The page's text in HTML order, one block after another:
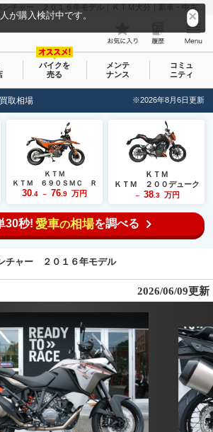
ＫＴＭ(KTM) １１９０アドベンチャー ２０１６年モデル｜ＫＴＭ大分｜新車・中古バイクなら【グーバイク(GooBike)】
人が購入検討中です。
バイクを
売る
メンテ
ナンス
コミュ
ニティ
取相場 ※2026年8月6日更新
ＫＴＭ
ＫＴＭ ６９０ＳＭＣ Ｒ
30 .4 ～ 76 .9 万円
ＫＴＭ
ＫＴＭ ２００デューク
～ 38.3 万円
30秒! 愛車の相場を調べる
チャー ２０１６年モデル
2026/06/09更新